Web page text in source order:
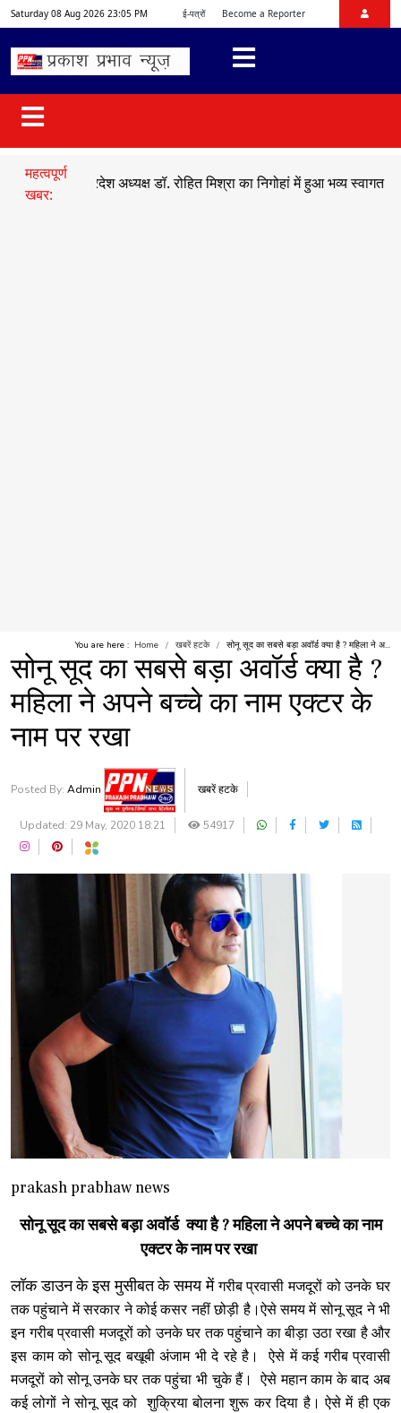
Saturday 08 Aug 2026 23:05 PM ई-पत्रों Become a Reporter
महत्वपूर्ण
खबर:
प्रदेश अध्यक्ष डॉ. रोहित मिश्रा का निगोहां में हुआ भव्य स्वागत ●सड़क
You are here : Home खबरें हटके सोनू सूद का सबसे बड़ा अवॉर्ड क्या है ? महिला ने अ...
सोनू सूद का सबसे बड़ा अवॉर्ड क्या है ?
महिला ने अपने बच्चे का नाम एक्टर के
नाम पर रखा
Posted By: Admin खबरें हटके
Updated: 29 May, 2020 18:21 54917
prakash prabhaw news
सोनू सूद का सबसे बड़ा अवॉर्ड क्या है ? महिला ने अपने बच्चे का नाम
एक्टर के नाम पर रखा
लॉक डाउन के इस मुसीबत के समय मेंगरीब प्रवासी मजदूरों को उनके घर
तक पहुंचाने में सरकार ने कोई कसर नहीं छोड़ी है।ऐसे समय में सोनू सूद ने भी
इनगरीब प्रवासी मजदूरों को उनके घर तक पहुंचाने का बीड़ा उठा रखा है और
इस काम को सोनू सूद बखूबी अंजाम भी दे रहे है। ऐसे में कईगरीब प्रवासी
मजदूरों को सोनू उनके घर तक पहुंचा भी चुके हैं। ऐसे महान काम के बाद अब
कई लोगों ने सोनू सूद को शुक्रिया बोलना शुरू कर दिया है। ऐसे में ही एक